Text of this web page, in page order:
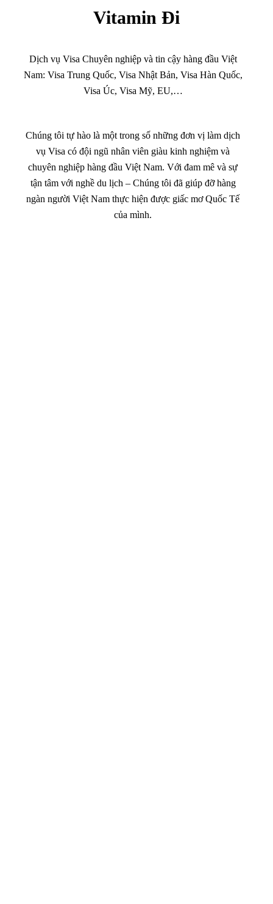
Vitamin Đi
Dịch vụ Visa Chuyên nghiệp và tin cậy hàng đầu Việt
Nam: Visa Trung Quốc, Visa Nhật Bản, Visa Hàn Quốc,
Visa Úc, Visa Mỹ, EU,…
Chúng tôi tự hào là một trong số những đơn vị làm dịch
vụ Visa có đội ngũ nhân viên giàu kinh nghiệm và
chuyên nghiệp hàng đầu Việt Nam. Với đam mê và sự
tận tâm với nghề du lịch – Chúng tôi đã giúp đỡ hàng
ngàn người Việt Nam thực hiện được giấc mơ Quốc Tế
của mình.